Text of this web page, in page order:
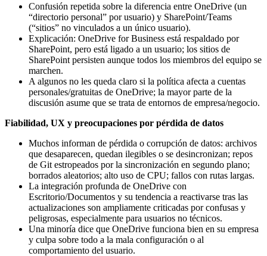
Confusión repetida sobre la diferencia entre OneDrive (un
“directorio personal” por usuario) y SharePoint/Teams
(“sitios” no vinculados a un único usuario).
Explicación: OneDrive for Business está respaldado por
SharePoint, pero está ligado a un usuario; los sitios de
SharePoint persisten aunque todos los miembros del equipo se
marchen.
A algunos no les queda claro si la política afecta a cuentas
personales/gratuitas de OneDrive; la mayor parte de la
discusión asume que se trata de entornos de empresa/negocio.
Fiabilidad, UX y preocupaciones por pérdida de datos
Muchos informan de pérdida o corrupción de datos: archivos
que desaparecen, quedan ilegibles o se desincronizan; repos
de Git estropeados por la sincronización en segundo plano;
borrados aleatorios; alto uso de CPU; fallos con rutas largas.
La integración profunda de OneDrive con
Escritorio/Documentos y su tendencia a reactivarse tras las
actualizaciones son ampliamente criticadas por confusas y
peligrosas, especialmente para usuarios no técnicos.
Una minoría dice que OneDrive funciona bien en su empresa
y culpa sobre todo a la mala configuración o al
comportamiento del usuario.